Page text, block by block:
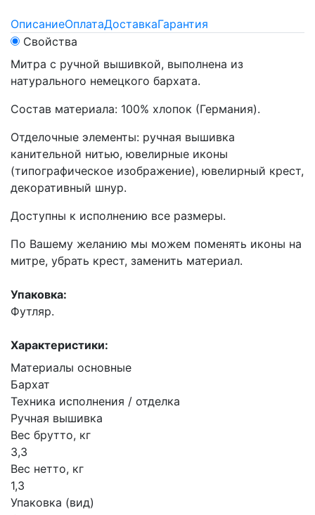
ОписаниеОплатаДоставкаГарантия
Свойства
Митра с ручной вышивкой, выполнена из
натурального немецкого бархата.
Состав материала: 100% хлопок (Германия).
Отделочные элементы: ручная вышивка
канительной нитью, ювелирные иконы
(типографическое изображение), ювелирный крест,
декоративный шнур.
Доступны к исполнению все размеры.
По Вашему желанию мы можем поменять иконы на
митре, убрать крест, заменить материал.
Упаковка:
Футляр.
Характеристики:
Материалы основные
Бархат
Техника исполнения / отделка
Ручная вышивка
Вес брутто, кг
3,3
Вес нетто, кг
1,3
Упаковка (вид)